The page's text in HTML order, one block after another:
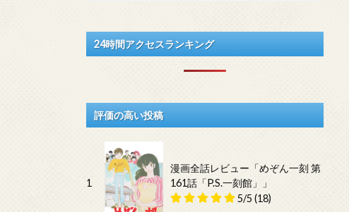
24時間アクセスランキング
評価の高い投稿
1
漫画全話レビュー「めぞん一刻 第
161話「P.S.一刻館」」
5/5 (18)